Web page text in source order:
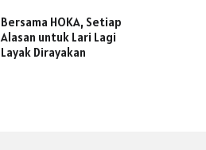
Bersama HOKA, Setiap
Alasan untuk Lari Lagi
Layak Dirayakan